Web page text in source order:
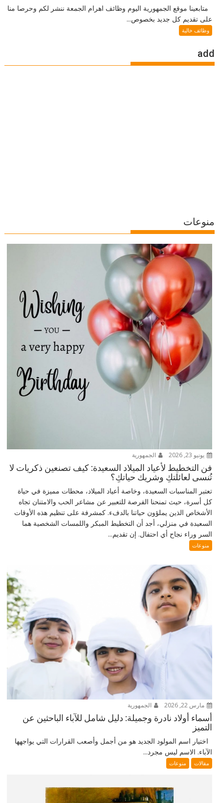
متابعينا موقع الجمهورية اليوم وظائف اهرام الجمعة ننشر لكم وحرصا منا
على تقديم كل جديد بخصوص...
وظائف خالية
add
منوعات
يونيو 23, 2026 الجمهورية
فن التخطيط لأعياد الميلاد السعيدة: كيف تصنعين ذكريات لا
تُنسى لعائلتكِ وشريك حياتكِ؟
تعتبر المناسبات السعيدة، وخاصة أعياد الميلاد، محطات مميزة في حياة
كل أسرة، حيث تمنحنا الفرصة للتعبير عن مشاعر الحب والامتنان تجاه
الأشخاص الذين يملؤون حياتنا بالدفء. كمشرفة على تنظيم هذه الأوقات
السعيدة في منزلي، أجد أن التخطيط المبكر واللمسات الشخصية هما
السر وراء نجاح أي احتفال. إن تقديم...
منوعات
مارس 22, 2026 الجمهورية
أسماء أولاد نادرة وجميلة: دليل شامل للآباء الباحثين عن
التميز
اختيار اسم المولود الجديد هو من أجمل وأصعب القرارات التي يواجهها
الآباء. الاسم ليس مجرد...
مقالات منوعات